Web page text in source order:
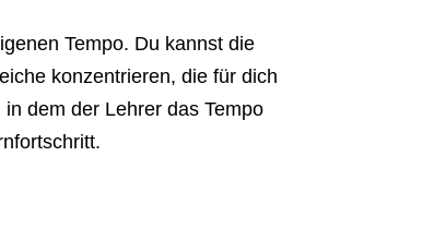
Tempo. Du kannst die
konzentrieren, die für dich
dem der Lehrer das Tempo